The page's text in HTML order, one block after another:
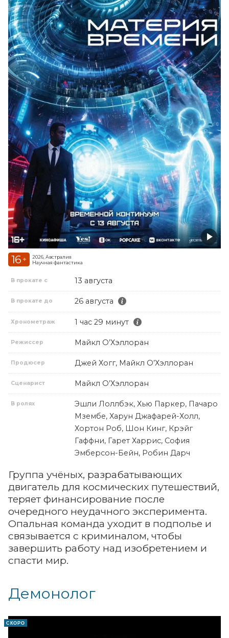
16 +
2026, Австралия
Научная фантастика
В прокате с 13 августа
В прокате до 26 августа
Хронометраж 1 час 29 минут
Режиссер Майкл О’Хэллоран
Продюсер Джей Хогг, Майкл О’Хэллоран
Сценарист Майкл О’Хэллоран
В ролях
Эшли Лоллбэк, Хью Паркер, Пачаро
Мзембе, Харун Джафарей-Холл,
Хортон Роб, Шон Кинг, Крэйг
Гаффни, Гарет Харрис, София
Эмберсон-Бейн, Робин Дарч
Группа учёных, разрабатывающих
двигатель для космических путешествий,
теряет финансирование после
очередного неудачного эксперимента.
Опальная команда уходит в подполье и
связывается с криминалом, чтобы
завершить работу над изобретением и
спасти мир.
Демонолог
СКОРО